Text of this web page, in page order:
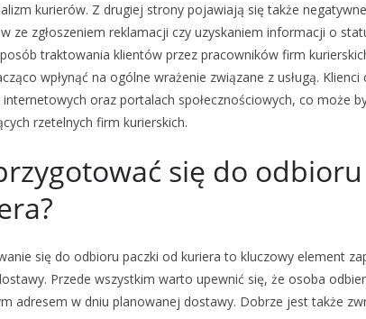
kurierów. Z drugiej strony pojawiają się także
ze zgłoszeniem reklamacji czy uzyskaniem informacji o
traktowania klientów przez pracowników firm
wpłynąć na ogólne wrażenie związane z usługą.
oraz portalach społecznościowych, co może
rzetelnych firm kurierskich.
się do
się do odbioru paczki od kuriera to kluczowy element
Przede wszystkim warto upewnić się, że osoba
adresem w dniu planowanej dostawy. Dobrze jest także